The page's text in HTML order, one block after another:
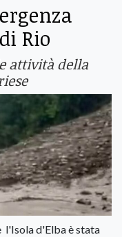
Rio
attività della
l'Isola d'Elba è stata